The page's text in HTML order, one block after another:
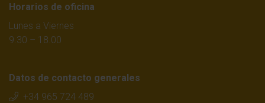
Horarios de oficina
Lunes a Viernes
9.30 – 18.00
Datos de contacto generales
+34 965 724 489